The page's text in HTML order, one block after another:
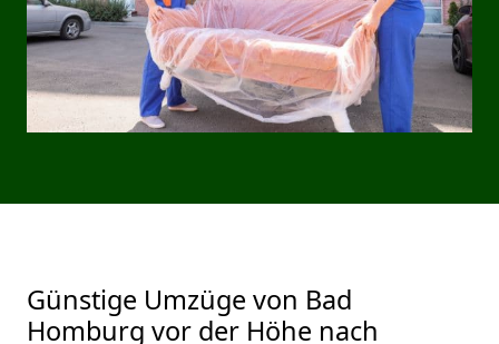
Günstige Umzüge von Bad
Homburg vor der Höhe nach